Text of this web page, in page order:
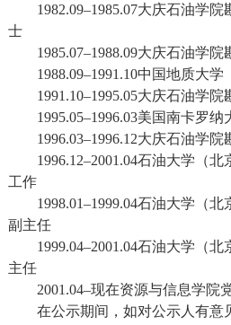
1982.09–1985.07大庆石油学院
士
1985.07–1988.09大庆石油学院
1988.09–1991.10中国地质大学
1991.10–1995.05大庆石油学院
1995.05–1996.03美国南卡罗纳
1996.03–1996.12大庆石油学院
1996.12–2001.04石油大学（北
工作
1998.01–1999.04石油大学（北
副主任
1999.04–2001.04石油大学（北
主任
2001.04–现在资源与信息学院
在公示期间，如对公示人有意